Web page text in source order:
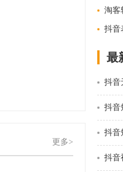
更多>
淘客
抖音
最
抖音
抖音
抖音
抖音